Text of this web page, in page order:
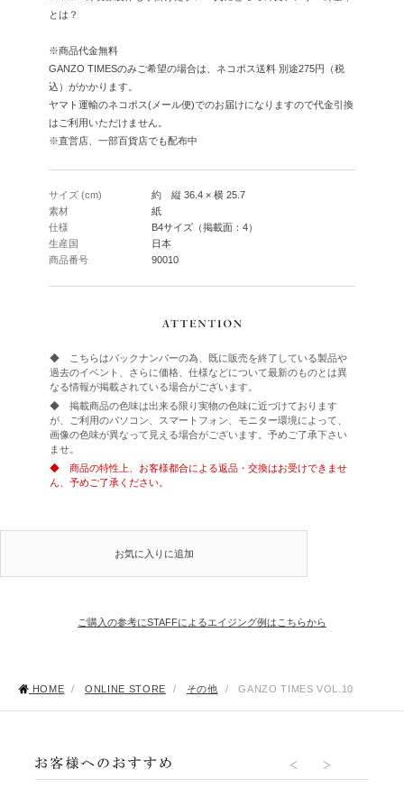
とは？
※商品代金無料
GANZO TIMESのみご希望の場合は、ネコポス送料 別途275円（税
込）がかかります。
ヤマト運輸のネコポス(メール便)でのお届けになりますので代金引換
はご利用いただけません。
※直営店、一部百貨店でも配布中
サイズ (cm)
約 縦 36.4 × 横 25.7
素材
紙
仕様
B4サイズ（掲載面：4）
生産国
日本
商品番号
90010
◆ こちらはバックナンバーの為、既に販売を終了している製品や
過去のイベント、さらに価格、仕様などについて最新のものとは異
なる情報が掲載されている場合がございます。
◆ 掲載商品の色味は出来る限り実物の色味に近づけております
が、ご利用のパソコン、スマートフォン、モニター環境によって、
画像の色味が異なって見える場合がございます。予めご了承下さい
ませ。
◆ 商品の特性上、お客様都合による返品・交換はお受けできませ
ん、予めご了承ください。
お気に入りに追加
ご購入の参考にSTAFFによるエイジング例はこちらから
HOME / ONLINE STORE / その他 / GANZO TIMES VOL.10